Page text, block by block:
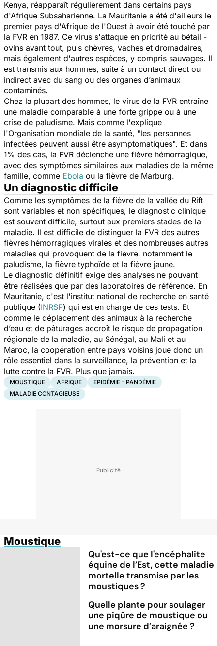
Kenya, réapparaît régulièrement dans certains pays
d'Afrique Subsaharienne. La Mauritanie a été d'ailleurs le
premier pays d'Afrique de l'Ouest à avoir été touché par
la FVR en 1987. Ce virus s'attaque en priorité au bétail -
ovins avant tout, puis chèvres, vaches et dromadaires,
mais également d'autres espèces, y compris sauvages. Il
est transmis aux hommes, suite à un contact direct ou
indirect avec du sang ou des organes d’animaux
contaminés.
Chez la plupart des hommes, le virus de la FVR entraîne
une maladie comparable à une forte grippe ou à une
crise de paludisme. Mais comme l'explique
l'Organisation mondiale de la santé, "les personnes
infectées peuvent aussi être asymptomatiques". Et dans
1% des cas, la FVR déclenche une fièvre hémorragique,
avec des symptômes similaires aux maladies de la même
famille, comme Ebola ou la fièvre de Marburg.
Un diagnostic difficile
Comme les symptômes de la fièvre de la vallée du Rift
sont variables et non spécifiques, le diagnostic clinique
est souvent difficile, surtout aux premiers stades de la
maladie. Il est difficile de distinguer la FVR des autres
fièvres hémorragiques virales et des nombreuses autres
maladies qui provoquent de la fièvre, notamment le
paludisme, la fièvre typhoïde et la fièvre jaune.
Le diagnostic définitif exige des analyses ne pouvant
être réalisées que par des laboratoires de référence. En
Mauritanie, c'est l'institut national de recherche en santé
publique (INRSP) qui est en charge de ces tests. Et
comme le déplacement des animaux à la recherche
d’eau et de pâturages accroît le risque de propagation
régionale de la maladie, au Sénégal, au Mali et au
Maroc, la coopération entre pays voisins joue donc un
rôle essentiel dans la surveillance, la prévention et la
lutte contre la FVR. Plus que jamais.
MOUSTIQUE AFRIQUE
EPIDÉMIE - PANDÉMIE
MALADIE CONTAGIEUSE
Moustique
Qu'est-ce que l'encéphalite
équine de l’Est, cette maladie
mortelle transmise par les
moustiques ?
Quelle plante pour soulager
une piqûre de moustique ou
une morsure d’araignée ?